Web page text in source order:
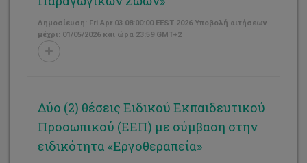
Δημοσίευση: Fri Apr 03 08:00:00 EEST 2026 Υποβολή αιτήσεων
μέχρι: 01/05/2026 και ώρα 23:59 GMT+2
Δύο (2) θέσεις Ειδικού Εκπαιδευτικού
Προσωπικού (ΕΕΠ) με σύμβαση στην
ειδικότητα «Εργοθεραπεία»